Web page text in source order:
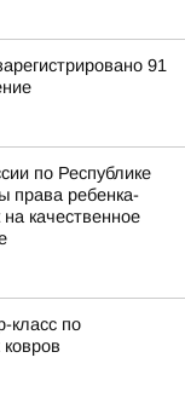
91
по Республике
права ребенка-
качественное
класс по